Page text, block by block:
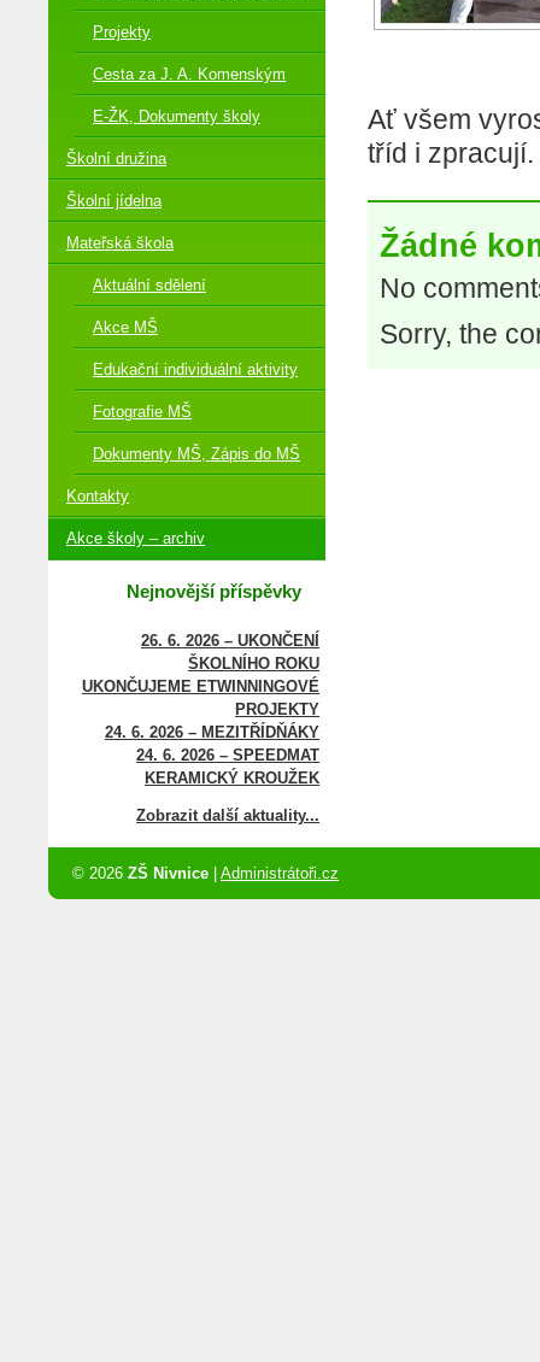
Ať všem
tříd i zpracují.
Žádné
No
Sorry, the
Projekty
Cesta za J. A. Komenským
E-ŽK, Dokumenty školy
Školní družina
Školní jídelna
Mateřská škola
Aktuální sdělení
Akce MŠ
Edukační individuální aktivity
Fotografie MŠ
Dokumenty MŠ, Zápis do MŠ
Kontakty
Akce školy – archiv
Nejnovější příspěvky
26. 6. 2026 – UKONČENÍ
ŠKOLNÍHO ROKU
UKONČUJEME ETWINNINGOVÉ
PROJEKTY
24. 6. 2026 – MEZITŘÍDŇÁKY
24. 6. 2026 – SPEEDMAT
KERAMICKÝ KROUŽEK
Zobrazit další aktuality...
© 2026 ZŠ Nivnice Administrátoři.cz